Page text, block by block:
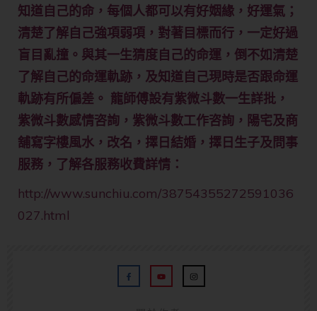
知道自己的命，每個人都可以有好姻緣，好運氣；
清楚了解自己強項弱項，對著目標而行，一定好過
盲目亂撞。與其一生猜度自己的命運，倒不如清楚
了解自己的命運軌跡，及知道自己現時是否跟命運
軌跡有所偏差。 龍師傅設有紫微斗數一生詳批，
紫微斗數感情咨詢，紫微斗數工作咨詢，陽宅及商
舖寫字樓風水，改名，擇日結婚，擇日生子及問事
服務，了解各服務收費詳情：
http://www.sunchiu.com/38754355272591036
027.html